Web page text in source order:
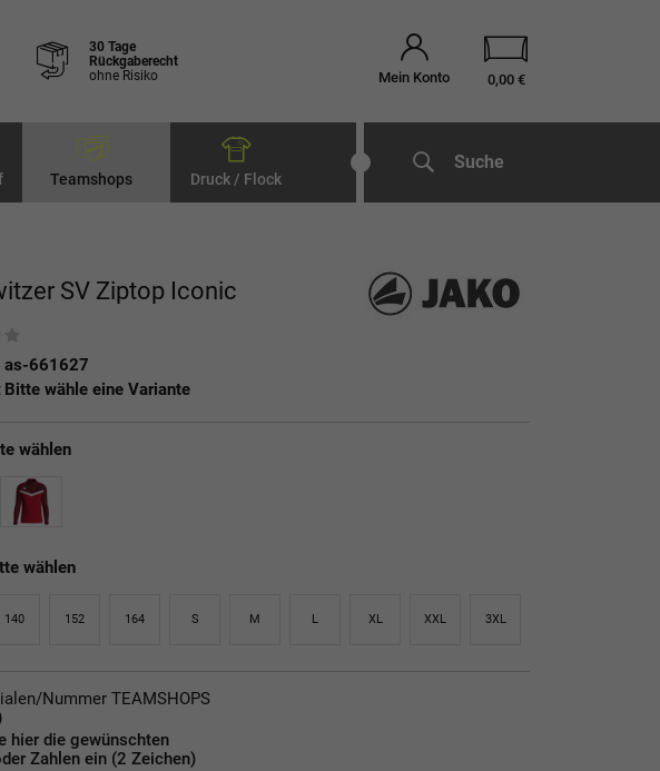
30 Tage
Rückgaberecht
ohne Risiko
Mein Konto 0,00 €
Teamshops Druck / Flock
Suche
SV Ziptop Iconic
as-661627
Bitte wähle eine Variante
wählen
wählen
140 152 164 S M L XL XXL 3XL
Nummer TEAMSHOPS
hier die gewünschten
Zahlen ein (2 Zeichen)